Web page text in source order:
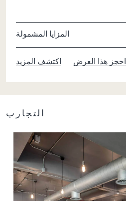
المزايا المشمولة
اكتشف المزيد احجز هذا العرض
التجارب